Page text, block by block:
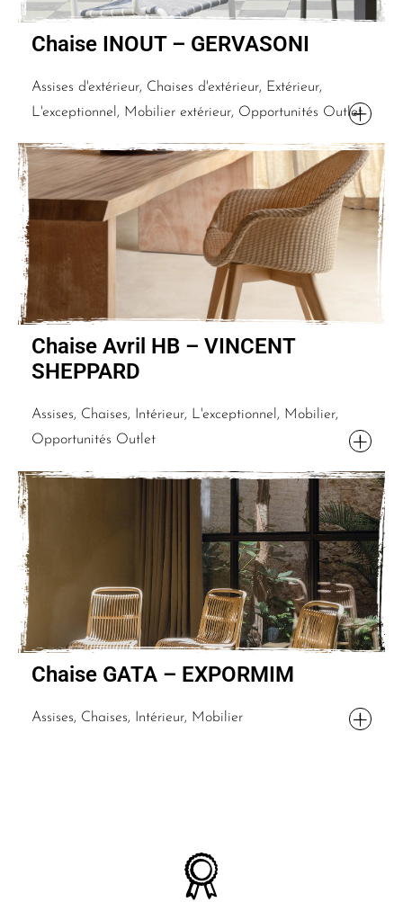
Chaise INOUT – GERVASONI
Assises d'extérieur, Chaises d'extérieur, Extérieur,
L'exceptionnel, Mobilier extérieur, Opportunités Outlet
Chaise Avril HB – VINCENT
SHEPPARD
Assises, Chaises, Intérieur, L'exceptionnel, Mobilier,
Opportunités Outlet
Chaise GATA – EXPORMIM
Assises, Chaises, Intérieur, Mobilier